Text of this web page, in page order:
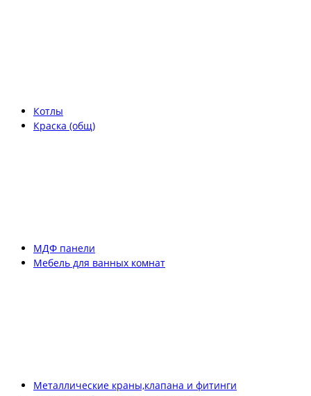
Котлы
Краска (общ)
МДФ панели
Мебель для ванных комнат
Металлические краны,клапана и фитинги